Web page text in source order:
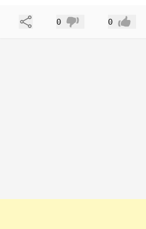
إعجاب 0 عدم إعجاب
0 مشاركة